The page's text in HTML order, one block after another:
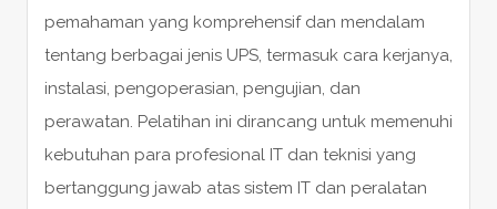
pemahaman yang komprehensif dan mendalam
tentang berbagai jenis UPS, termasuk cara kerjanya,
instalasi, pengoperasian, pengujian, dan
perawatan. Pelatihan ini dirancang untuk memenuhi
kebutuhan para profesional IT dan teknisi yang
bertanggung jawab atas sistem IT dan peralatan